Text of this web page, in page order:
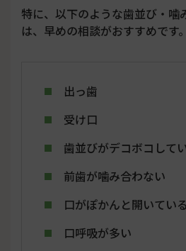
特に、以下のような歯並び・噛
は、早めの相談がおすすめです。
出っ歯
受け口
歯並びがデコボコして
前歯が噛み合わない
口がぽかんと開いている
口呼吸が多い